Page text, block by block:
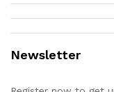
Newsletter